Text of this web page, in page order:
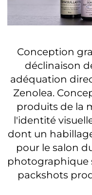
Conception
déclinaison
adéquation
Zenolea.
produits de la
l'identité
dont un
pour le salon
photographique
packshots